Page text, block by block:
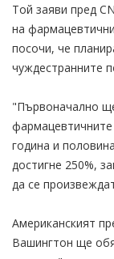
Той заяви пред
на
посочи, че
чуждестранните
"Първоначално
година и
достигне 250%,
да се
Американският
Вашингтон ще